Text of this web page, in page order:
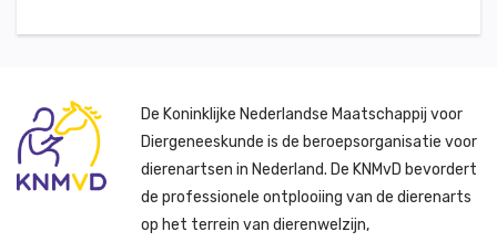
De Koninklijke Nederlandse Maatschappij voor
Diergeneeskunde is de beroepsorganisatie voor
dierenartsen in Nederland. De KNMvD bevordert
de professionele ontplooiing van de dierenarts
op het terrein van dierenwelzijn,